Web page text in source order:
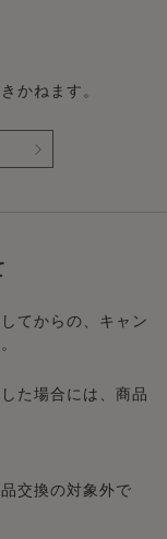
かねます。
てからの、キャン
た場合には、商品
交換の対象外で